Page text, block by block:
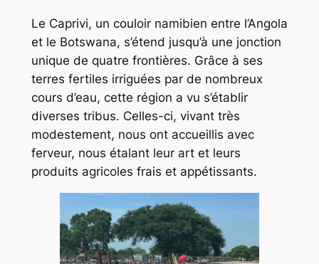
Le Caprivi, un couloir namibien entre l’Angola
et le Botswana, s’étend jusqu’à une jonction
unique de quatre frontières. Grâce à ses
terres fertiles irriguées par de nombreux
cours d’eau, cette région a vu s’établir
diverses tribus. Celles-ci, vivant très
modestement, nous ont accueillis avec
ferveur, nous étalant leur art et leurs
produits agricoles frais et appétissants.